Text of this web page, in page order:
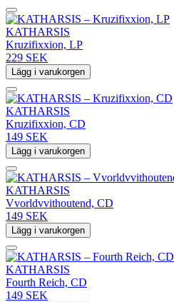
KATHARSIS
Kruzifixxion, LP
229 SEK
Lägg i varukorgen
KATHARSIS
Kruzifixxion, CD
149 SEK
Lägg i varukorgen
KATHARSIS
Vvorldvvithoutend, CD
149 SEK
Lägg i varukorgen
KATHARSIS
Fourth Reich, CD
149 SEK